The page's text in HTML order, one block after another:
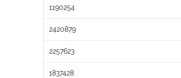
1190254
2420879
2257623
1837428